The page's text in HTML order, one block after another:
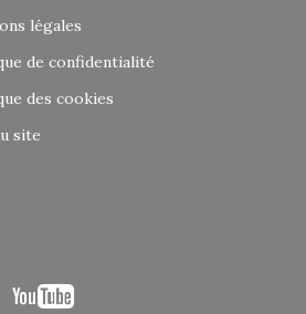
légales
de confidentialité
des cookies
site